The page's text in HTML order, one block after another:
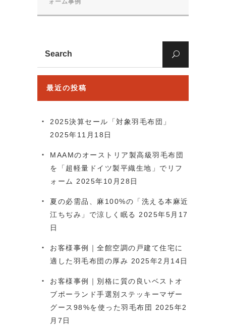
ォーム事例
最近の投稿
2025決算セール「対象羽毛布団」
2025年11月18日
MAAMのオーストリア製高級羽毛布団
を「超軽量ドイツ製平織生地」でリフ
ォーム
2025年10月28日
夏の必需品、麻100%の「洗える本麻近
江ちぢみ」で涼しく眠る
2025年5月17
日
お客様事例｜全館空調の戸建て住宅に
適した羽毛布団の厚み 2025年2月14日
お客様事例｜別格に質の良いベストオ
ブポーランド手選別ステッキーマザー
グース98%を使った羽毛布団
2025年2
月7日